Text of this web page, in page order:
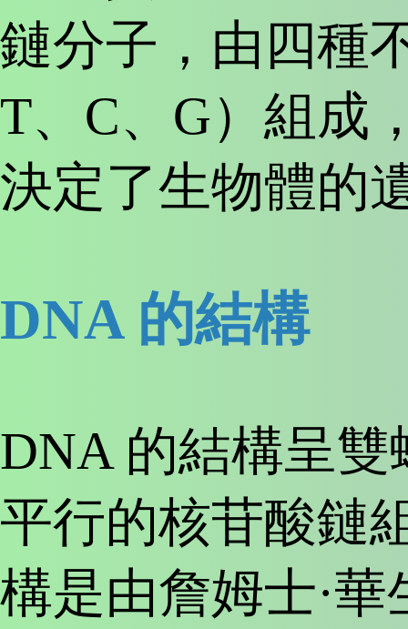
鏈分子，由四種
T、C、G）組成
決定了生物體的
DNA 的結構
DNA 的結構呈
平行的核苷酸鏈
構是由詹姆士·